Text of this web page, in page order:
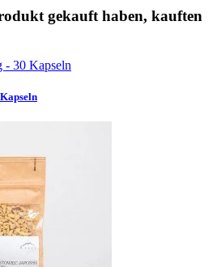
gekauft haben, kauften